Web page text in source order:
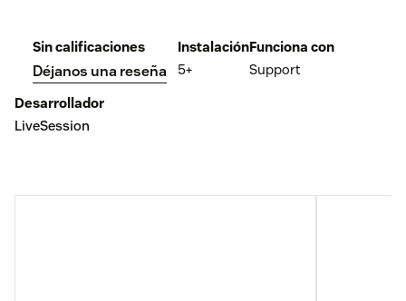
Sin calificaciones
Déjanos una reseña
Instalación
5+
Funciona con
Support
Desarrollador
LiveSession